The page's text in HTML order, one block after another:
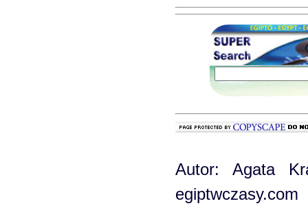
Autor: Agata
egiptwczasy.com